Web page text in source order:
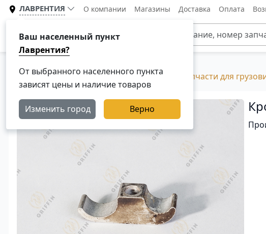
ЛАВРЕНТИЯ
Ваш населенный пункт
Лаврентия?
От выбранного населенного пункта
зависят цены и наличие товаров
Изменить город Верно
О компании Магазины Доставка Оплата
Каталог
Главная Каталог Разборка Скания, Б/У запчасти для